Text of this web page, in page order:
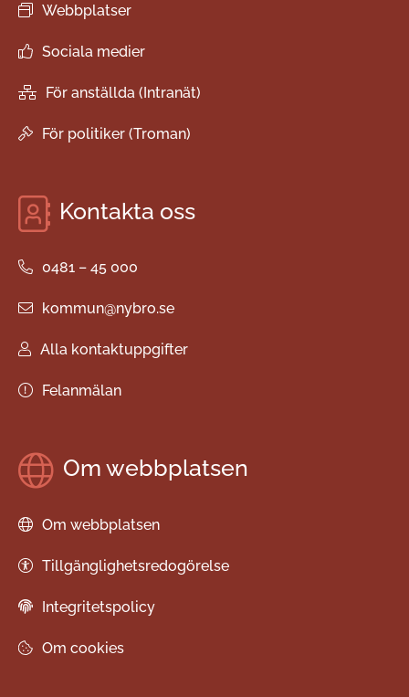
Webbplatser
Sociala medier
För anställda (Intranät)
För politiker (Troman)
Kontakta oss
0481 – 45 000
kommun@nybro.se
Alla kontaktuppgifter
Felanmälan
Om webbplatsen
Om webbplatsen
Tillgänglighetsredogörelse
Integritetspolicy
Om cookies